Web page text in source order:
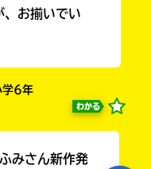
、お揃いでい
学6年
わかる
みさん新作発